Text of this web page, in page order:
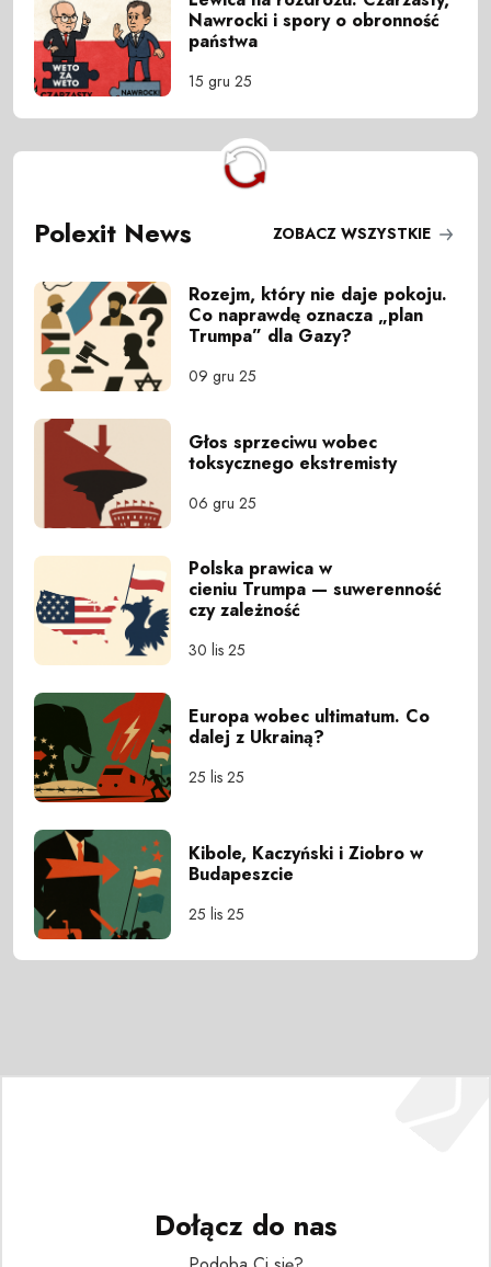
Nawrocki i spory o obronność
państwa
15 gru 25
Polexit News ZOBACZ WSZYSTKIE
Rozejm, który nie daje pokoju.
Co naprawdę oznacza „plan
Trumpa” dla Gazy?
09 gru 25
Głos sprzeciwu wobec
toksycznego ekstremisty
06 gru 25
Polska prawica w
cieniu Trumpa — suwerenność
czy zależność
30 lis 25
Europa wobec ultimatum. Co
dalej z Ukrainą?
25 lis 25
Kibole, Kaczyński i Ziobro w
Budapeszcie
25 lis 25
Dołącz do nas